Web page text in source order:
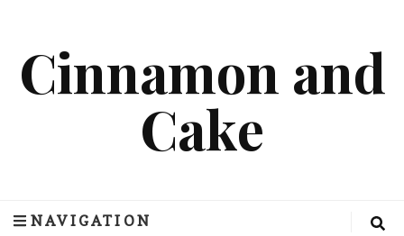
Cinnamon and
Cake
NAVIGATION